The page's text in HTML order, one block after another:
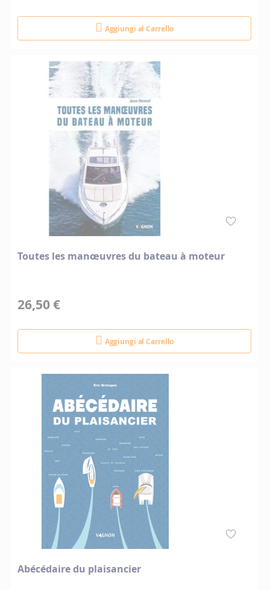
Aggiungi al Carrello
Toutes les manœuvres du bateau à moteur
26,50 €
Aggiungi al Carrello
Abécédaire du plaisancier